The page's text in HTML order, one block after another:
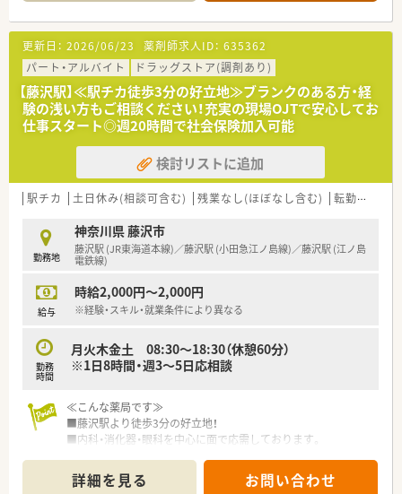
■現場OJTで丁寧に教えていただけるので、安心してお仕事スタ
ートできます！
≪こんな企業です≫
■昭和31年に創業して以来、湘南エリアを中心にドラッグスト
アを展開しております。
■本社を構えている藤沢地区を中心に店舗展開しており、隣接の
湘南エリア、東京を含めて20店舗以上を運営しております。
調剤併設店は十数店舗展開中です！
■「湘南」の地を軸に、薬局を単にお薬を販売する場所と考える
のではなく、
お客さまの健康で美しい暮らしをサポートさせていただく場
■教育研修については、全薬剤師・調剤スタッフを対象に毎月1
回程度開催。
調剤業務全般を向上させるための意見交換や提案、新薬につい
ドクターを招いての処方解説、新しい保険制度のもとでの在宅
医療など、時期を鑑みてタイムリーな内容で進められます。
時間勤務にて就業されている方も多くいらっしゃいます。
≪こんな方におすすめ≫
■ブランクのある方、経験の浅い方もご相談ください！
更新日： 2026/06/23 薬剤師求人ID： 635362
パート・アルバイト
ドラッグストア(調剤あり)
【藤沢駅】≪駅チカ徒歩3分の好立地≫ブランクのある方・経
験の浅い方もご相談ください！充実の現場OJTで安心してお
仕事スタート◎週20時間で社会保険加入可能
検討リストに追加
駅チカ 土日休み(相談可含む) 残業なし(ほぼなし含む) 転勤なし
勤務地
神奈川県 藤沢市
藤沢駅 (JR東海道本線)／藤沢駅 (小田急江ノ島線)／藤沢駅 (江ノ島
電鉄線)
給与
時給2,000円～2,000円
※経験・スキル・就業条件により異なる
勤務
時間
月火木金土 08:30～18:30（休憩60分）
※1日8時間・週3～5日応相談
≪こんな薬局です≫
■藤沢駅より徒歩3分の好立地！
■内科・消化器・眼科を中心に面で応需しております。
■曜日や時間帯はお気軽にお問い合わせください。
詳細を見る お問い合わせ